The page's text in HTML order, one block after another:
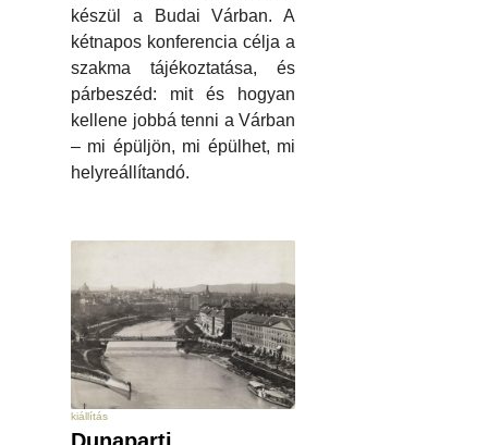
készül a Budai Várban. A
kétnapos konferencia célja a
szakma tájékoztatása, és
párbeszéd: mit és hogyan
kellene jobbá tenni a Várban
– mi épüljön, mi épülhet, mi
helyreállítandó.
kiállítás